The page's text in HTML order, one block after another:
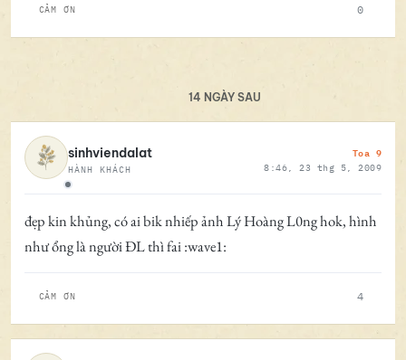
CẢM ƠN 0
14 NGÀY SAU
Ngoại tuyến
sinhviendalat
HÀNH KHÁCH
Toa 9
8:46, 23 thg 5, 2009
đẹp kin khủng, có ai bik nhiếp ảnh Lý Hoàng L0ng hok, hình
như ổng là người ĐL thì fai :wave1:
CẢM ƠN 4